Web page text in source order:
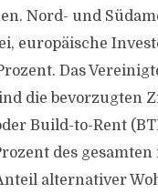
Nord- und
europäische
Das
die bevorzugten
Build-to-Rent
des
alternativer